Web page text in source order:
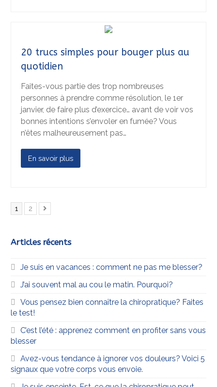
20 trucs simples pour bouger plus au
quotidien
Faites-vous partie des trop nombreuses
personnes à prendre comme résolution, le 1er
janvier, de faire plus d’exercice… avant de voir vos
bonnes intentions s’envoler en fumée? Vous
n’êtes malheureusement pas…
En savoir plus
Page
1 Page
2 Suivant
Articles récents
Je suis en vacances : comment ne pas me blesser?
J’ai souvent mal au cou le matin. Pourquoi?
Vous pensez bien connaître la chiropratique? Faites
le test!
C’est l’été : apprenez comment en profiter sans vous
blesser
Avez-vous tendance à ignorer vos douleurs? Voici 5
signaux que votre corps vous envoie.